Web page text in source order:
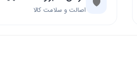
🛡️ اصالت و سلامت کالا